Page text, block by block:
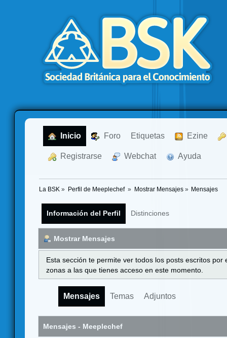
Inicio Foro Etiquetas Ezine
Registrarse Webchat Ayuda
La BSK » Perfil de Meeplechef » Mostrar Mensajes» Mensajes
Información del Perfil Distinciones
Mostrar Mensajes
Esta sección te permite ver todos los posts escritos
zonas a las que tienes acceso en este momento.
Mensajes Temas Adjuntos
Mensajes - Meeplechef